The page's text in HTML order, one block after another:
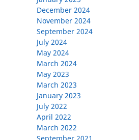
December 2024
November 2024
September 2024
July 2024
May 2024
March 2024
May 2023
March 2023
January 2023
July 2022
April 2022
March 2022